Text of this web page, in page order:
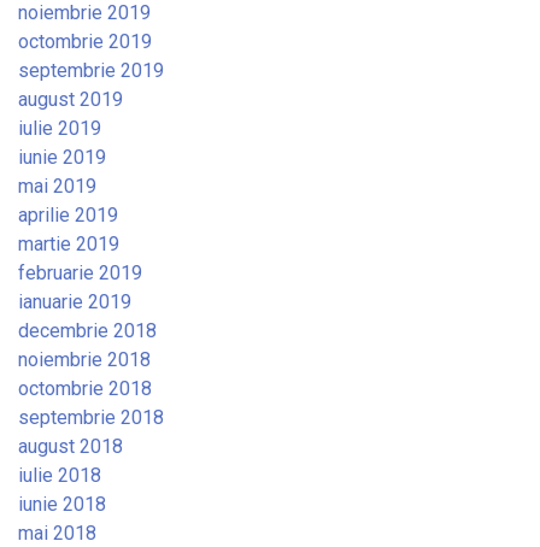
noiembrie 2019
octombrie 2019
septembrie 2019
august 2019
iulie 2019
iunie 2019
mai 2019
aprilie 2019
martie 2019
februarie 2019
ianuarie 2019
decembrie 2018
noiembrie 2018
octombrie 2018
septembrie 2018
august 2018
iulie 2018
iunie 2018
mai 2018